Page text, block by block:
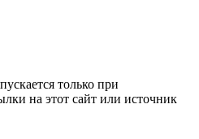
только при
на этот сайт или источник